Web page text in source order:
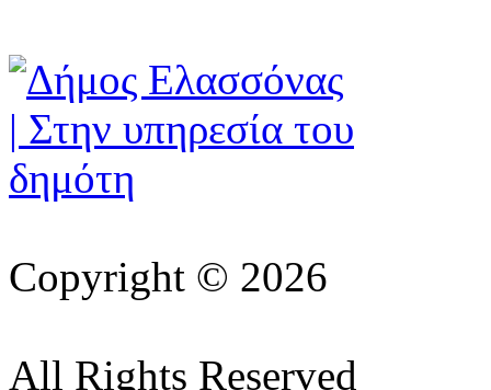
Copyright © 2026
All Rights Reserved